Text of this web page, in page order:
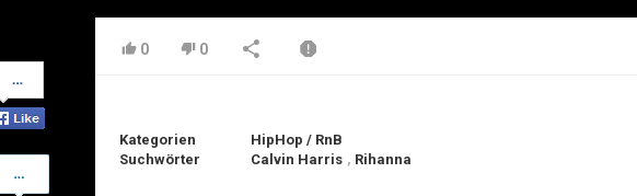
on
Facebook
on
0 0
Kategorien
HipHop / RnB
Suchwörter
Calvin Harris , Rihanna